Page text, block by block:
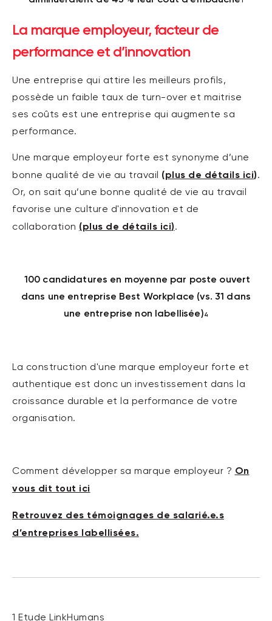
La marque employeur, facteur de
performance et d’innovation
Une entreprise qui attire les meilleurs profils,
possède un faible taux de turn-over et maitrise
ses coûts est une entreprise qui augmente sa
performance.
Une marque employeur forte est synonyme d’une
bonne qualité de vie au travail (plus de détails ici).
Or, on sait qu’une bonne qualité de vie au travail
favorise une culture d'innovation et de
collaboration (plus de détails ici).
100 candidatures en moyenne par poste ouvert
dans une entreprise Best Workplace (vs. 31 dans
une entreprise non labellisée)4
La construction d'une marque employeur forte et
authentique est donc un investissement dans la
croissance durable et la performance de votre
organisation.
Comment développer sa marque employeur ? On
vous dit tout ici
Retrouvez des témoignages de salarié.e.s
d’entreprises labellisées.
1 Etude LinkHumans